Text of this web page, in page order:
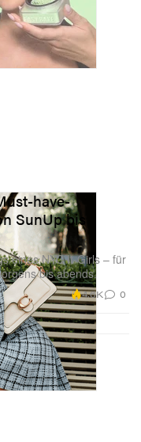
have-
SunUp bis
eines NYC It-Girls – für
bis abends.
4.6K 0